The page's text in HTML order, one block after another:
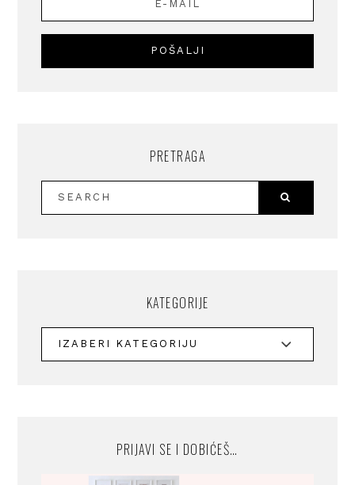
PRETRAGA
KATEGORIJE
PRIJAVI SE I DOBIĆEŠ…